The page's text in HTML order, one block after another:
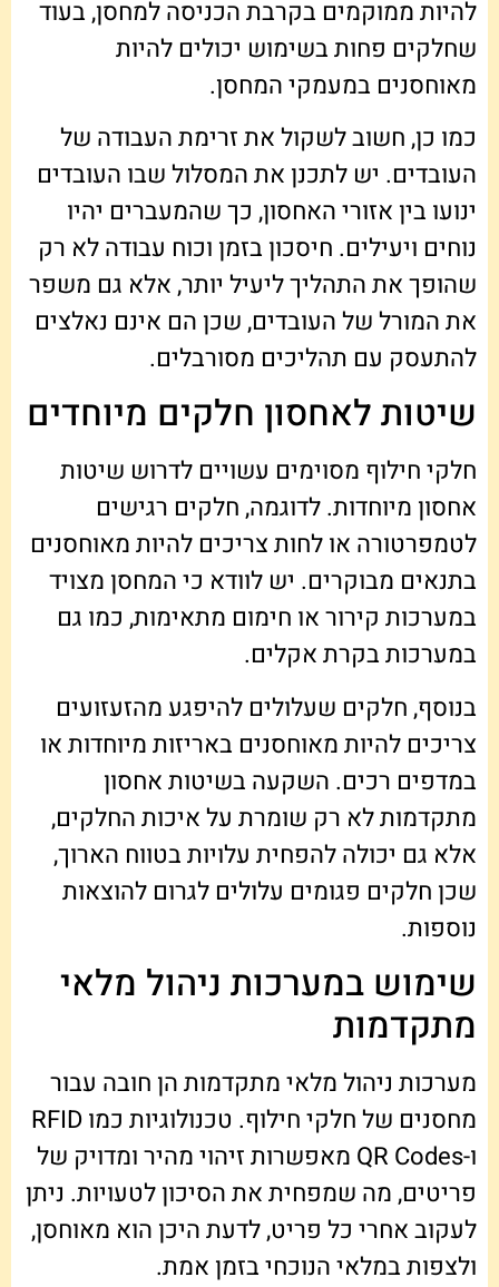
להיות ממוקמים בקרבת הכניסה למחסן, בעוד
שחלקים פחות בשימוש יכולים להיות
מאוחסנים במעמקי המחסן.
כמו כן, חשוב לשקול את זרימת העבודה של
העובדים. יש לתכנן את המסלול שבו העובדים
ינועו בין אזורי האחסון, כך שהמעברים יהיו
נוחים ויעילים. חיסכון בזמן וכוח עבודה לא רק
שהופך את התהליך ליעיל יותר, אלא גם משפר
את המורל של העובדים, שכן הם אינם נאלצים
להתעסק עם תהליכים מסורבלים.
שיטות לאחסון חלקים מיוחדים
חלקי חילוף מסוימים עשויים לדרוש שיטות
אחסון מיוחדות. לדוגמה, חלקים רגישים
לטמפרטורה או לחות צריכים להיות מאוחסנים
בתנאים מבוקרים. יש לוודא כי המחסן מצויד
במערכות קירור או חימום מתאימות, כמו גם
במערכות בקרת אקלים.
בנוסף, חלקים שעלולים להיפגע מהזעזועים
צריכים להיות מאוחסנים באריזות מיוחדות או
במדפים רכים. השקעה בשיטות אחסון
מתקדמות לא רק שומרת על איכות החלקים,
אלא גם יכולה להפחית עלויות בטווח הארוך,
שכן חלקים פגומים עלולים לגרום להוצאות
נוספות.
שימוש במערכות ניהול מלאי
מתקדמות
מערכות ניהול מלאי מתקדמות הן חובה עבור
מחסנים של חלקי חילוף. טכנולוגיות כמו RFID
ו-QR Codes מאפשרות זיהוי מהיר ומדויק של
פריטים, מה שמפחית את הסיכון לטעויות. ניתן
לעקוב אחרי כל פריט, לדעת היכן הוא מאוחסן,
ולצפות במלאי הנוכחי בזמן אמת.